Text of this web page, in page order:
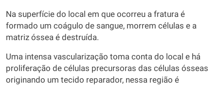
Na superfície do local em que ocorreu a fratura é
formado um coágulo de sangue, morrem células e a
matriz óssea é destruída.
Uma intensa vascularização toma conta do local e há
proliferação de células precursoras das células ósseas
originando um tecido reparador, nessa região é